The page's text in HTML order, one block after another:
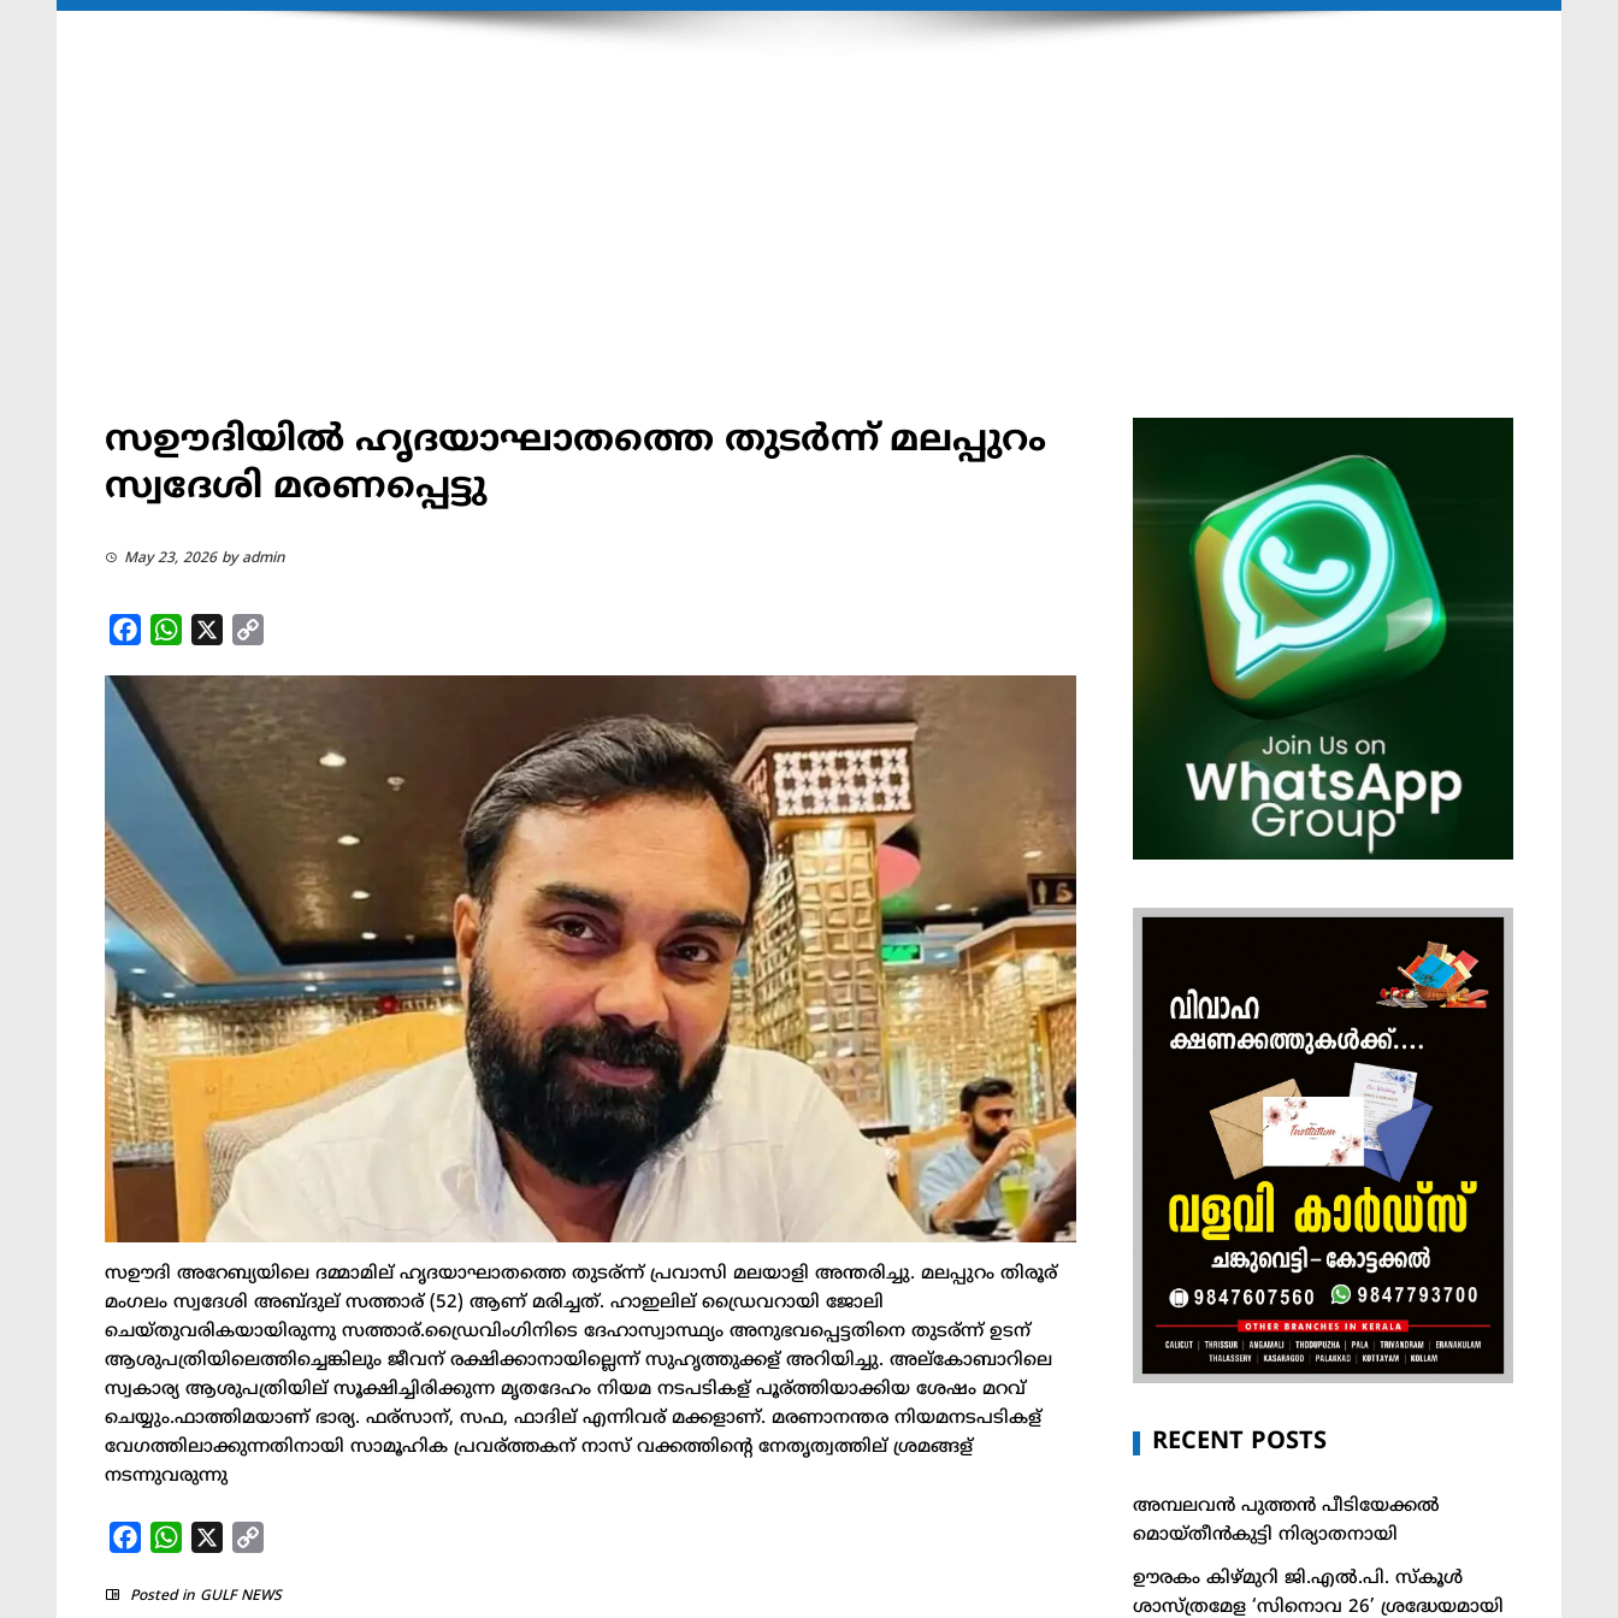
സഊദിയില്‍ ഹൃദയാഘാതത്തെ തുടര്‍ന്ന് മലപ്പുറം
സ്വദേശി മരണപ്പെട്ടു
May 23, 2026by admin
FacebookWhatsApp
സഊദി അറേബ്യയിലെ ദമ്മാമില് ഹൃദയാഘാതത്തെ തുടര്ന്ന് പ്രവാസി മലയാളി അന്തരിച്ചു. മലപ്പുറം തിരൂര്
മംഗലം സ്വദേശി അബ്ദുല് സത്താര് (52) ആണ് മരിച്ചത്. ഹാഇലില് ഡ്രൈവറായി ജോലി
ചെയ്തുവരികയായിരുന്നു സത്താര്.ഡ്രൈവിംഗിനിടെ ദേഹാസ്വാസ്ഥ്യം അനുഭവപ്പെട്ടതിനെ തുടര്ന്ന് ഉടന്
ആശുപത്രിയിലെത്തിച്ചെങ്കിലും ജീവന് രക്ഷിക്കാനായില്ലെന്ന് സുഹൃത്തുക്കള് അറിയിച്ചു. അല്കോബാറിലെ
സ്വകാര്യ ആശുപത്രിയില് സൂക്ഷിച്ചിരിക്കുന്ന മൃതദേഹം നിയമ നടപടികള് പൂര്ത്തിയാക്കിയ ശേഷം മറവ്
ചെയ്യും.ഫാത്തിമയാണ് ഭാര്യ. ഫര്സാന്, സഫ, ഫാദില് എന്നിവര് മക്കളാണ്. മരണാനന്തര നിയമനടപടികള്
വേഗത്തിലാക്കുന്നതിനായി സാമൂഹിക പ്രവര്ത്തകന് നാസ് വക്കത്തിന്റെ നേതൃത്വത്തില് ശ്രമങ്ങള്
നടന്നുവരുന്നു
FacebookWhatsApp
Posted in GULF NEWS
RECENT POSTS
അമ്പലവൻ പുത്തൻ പീടിയേക്കൽ
മൊയ്തീൻകുട്ടി നിര്യാതനായി
ഊരകം കിഴ്മുറി ജി.എൽ.പി. സ്കൂൾ
ശാസ്ത്രമേള ‘സിനൊവ 26’ ശ്രദ്ധേയമായി